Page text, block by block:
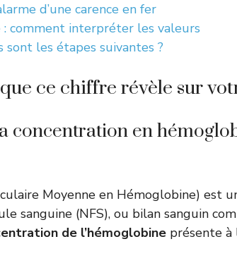
d’une carence en fer
comment interpréter les valeurs
les étapes suivantes ?
ce chiffre révèle sur
concentration en
Moyenne en Hémoglobine) est
sanguine (NFS), ou bilan sanguin
de l’hémoglobine présente à